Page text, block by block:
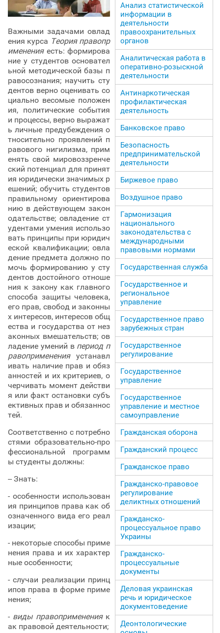
Важными задачами овлад
ения курса Теория правопр
имененияесть: формирова
ние у студентов основател
ьной методической базы п
равосознания; научить сту
дентов верно оценивать со
циально весомые положен
ия, политические события
и процессы, верно выражат
ь личные предубеждения о
тносительно проявлений п
равового нигилизма, прим
енять свой мировоззренче
ский потенциал для принят
ия юридически значимых р
ешений; обучить студентов
правильному ориентирова
нию в действующем закон
одательстве; овладение ст
удентами умения использо
вать принципы при юридич
еской квалификации; овла
дение предмета должно по
мочь формированию у сту
дентов достойного отноше
ния к закону как главного
способа защиты человека,
его прав, свобод и законны
х интересов, интересов общ
ества и государства от нез
аконных вмешательств; ов
ладение умений в период п
равопримененияустанавл
ивать наличие прав и обяз
анностей и их критериев, о
черчивать момент действи
я или факт остановки субъ
ективных прав и обязаннос
тей.
Соответственно с потребно
стями образовательно-про
фессиональной программ
ы студенты должны:
-- Знать:
- особенности использован
ия принципов права как об
означенного вида его реал
изации;
- некоторые способы приме
нения права и их характер
ные особенности;
- случаи реализации принц
ипов права в форме приме
нения;
- виды правопримененияк
ак правовой деятельности;
Анализ статистической
информации в
деятельности
правоохранительных
органов
Аналитическая работа в
оперативно-розыскной
деятельности
Антинаркотическая
профилактическая
деятельность
Банковское право
Безопасность
предпринимательской
деятельности
Биржевое право
Воздушное право
Гармонизация
национального
законодательства с
международными
правовыми нормами
Государственная служба
Государственное и
региональное
управление
Государственное право
зарубежных стран
Государственное
регулирование
Государственное
управление
Государственное
управление и местное
самоуправление
Гражданская оборона
Гражданский процесс
Гражданское право
Гражданско-правовое
регулирование
деликтных отношений
Гражданско-
процессуальное право
Украины
Гражданско-
процессуальные
документы
Деловая украинская
речь и юридическое
документоведение
Деонтологические